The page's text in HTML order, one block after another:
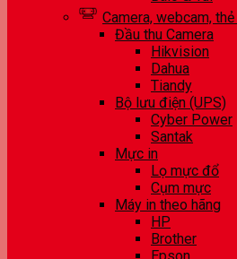
Camera, webcam,
Đầu thu Camera
Hikvision
Dahua
Tiandy
Bộ lưu điện (UPS)
Cyber Power
Santak
Mực in
Lọ mực đổ
Cụm mực
Máy in theo hãng
HP
Brother